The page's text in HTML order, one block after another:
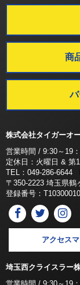
商
株式会社タイガーオ
営業時間 / 9:30～19
定休日：火曜日 & 第
TEL：049-286-6644
〒350-2223 埼玉県鶴
登録番号：
アクセス
埼玉西クライスラー